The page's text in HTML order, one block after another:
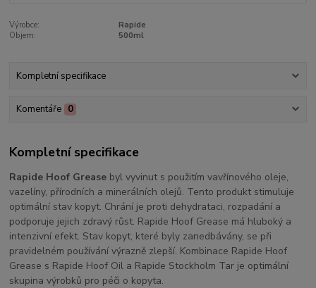
Výrobce:
Rapide
Objem:
500ml
Kompletní specifikace
Komentáře 0
Kompletní specifikace
Rapide Hoof Grease byl vyvinut s použitím vavřínového oleje,
vazelíny, přírodních a minerálních olejů. Tento produkt stimuluje
optimální stav kopyt. Chrání je proti dehydrataci, rozpadání a
podporuje jejich zdravý růst. Rapide Hoof Grease má hluboký a
intenzivní efekt. Stav kopyt, které byly zanedbávány, se při
pravidelném používání výrazně zlepší. Kombinace Rapide Hoof
Grease s Rapide Hoof Oil a Rapide Stockholm Tar je optimální
skupina výrobků pro péči o kopyta.